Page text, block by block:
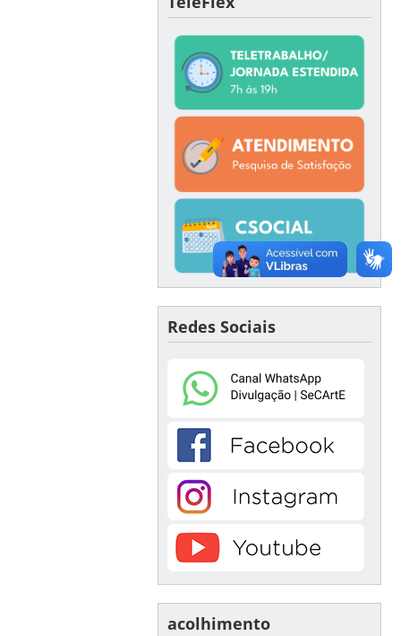
Redes Sociais
acolhimento